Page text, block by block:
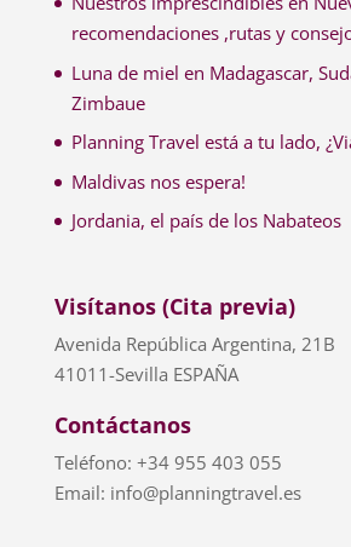
recomendaciones ,rutas y
Luna de miel en Madagascar,
Zimbaue
Planning Travel está a tu lado,
Maldivas nos espera!
Jordania, el país de los Nabateos
Visítanos (Cita previa)
Avenida República Argentina, 21B
41011-Sevilla ESPAÑA
Contáctanos
Teléfono: +34 955 403 055
Email: info@planningtravel.es